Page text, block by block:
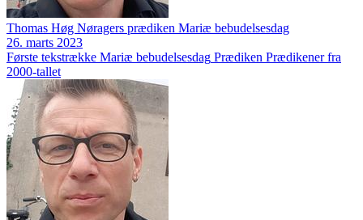
Thomas Høg Nøragers prædiken Mariæ bebudelsesdag
26. marts 2023
Første tekstrække Mariæ bebudelsesdag Prædiken Prædikener fra
2000-tallet